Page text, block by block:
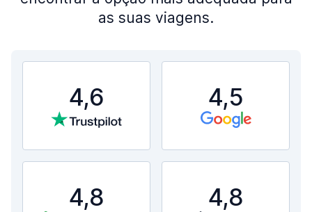
as suas viagens.
4,6 4,5
4,8 4,8